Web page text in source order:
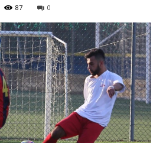
87 0